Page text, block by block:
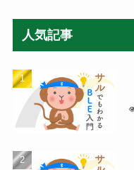
人気記事